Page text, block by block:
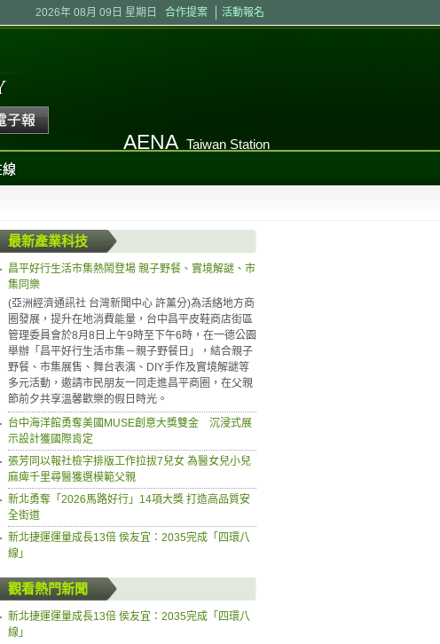
2026年 08月 09日 星期日 合作提案 活動報名
AENA Taiwan Station
最新產業科技
昌平好行生活市集熱鬧登場 親子野餐、實境解謎、市
集同樂
(亞洲經濟通訊社 台灣新聞中心 許薰分)為活絡地方商
圈發展，提升在地消費能量，台中昌平皮鞋商店街區
管理委員會於8月8日上午9時至下午6時，在一德公園
舉辦「昌平好行生活市集－親子野餐日」，結合親子
野餐、市集展售、舞台表演、DIY手作及實境解謎等
多元活動，邀請市民朋友一同走進昌平商圈，在父親
節前夕共享溫馨歡樂的假日時光。
台中海洋館勇奪美國MUSE創意大獎雙金 沉浸式展
示設計獲國際肯定
張芳同以報社檢字排版工作拉拔7兒女 為醫女兒小兒
麻痺千里尋醫獲選模範父親
新北勇奪「2026馬路好行」14項大獎 打造高品質安
全街道
新北捷運運量成長13倍 侯友宜：2035完成「四環八
線」
觀看熱門新聞
新北捷運運量成長13倍 侯友宜：2035完成「四環八
線」